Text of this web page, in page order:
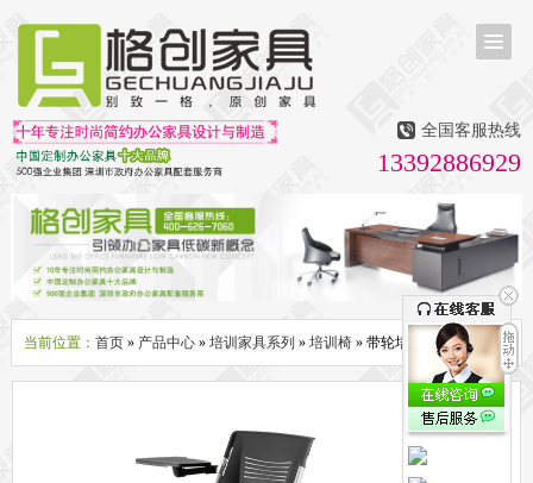
首页
茶台茶桌
多媒体会议室家具
办公屏风隔断系列
办公屏风卡位
高隔断墙 折叠屏风
组合职员台
办公桌系列
经理办公桌
会议桌
办公椅系列
贵宾沙发 茶几
茶水柜
全国客服热线
13392886929
当前位置： 首页» 产品中心» 培训家具系列 » 培训椅» 带轮培训椅